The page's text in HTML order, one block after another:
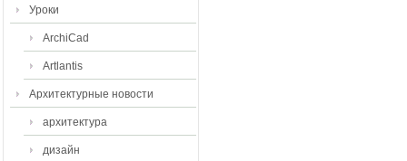
Уроки
ArchiCad
Artlantis
Архитектурные новости
архитектура
дизайн